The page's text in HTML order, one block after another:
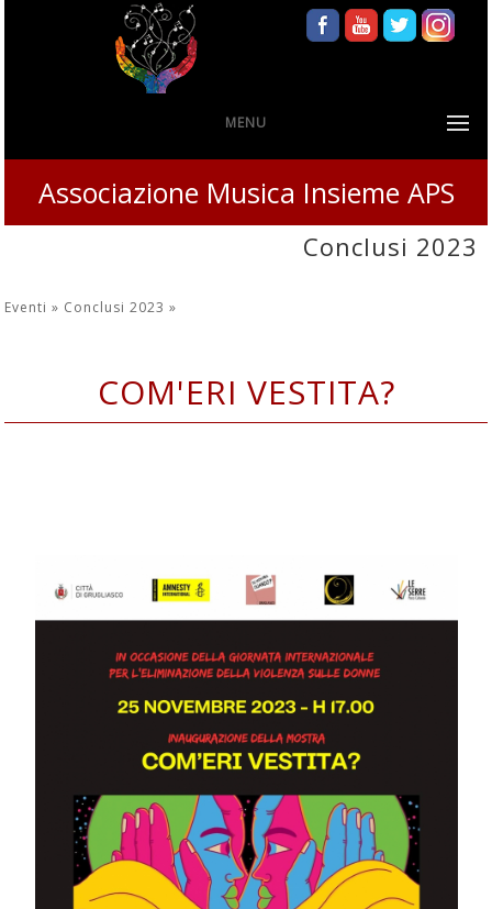
MENU
Associazione Musica Insieme APS
Conclusi 2023
Eventi » Conclusi 2023»
COM'ERI VESTITA?